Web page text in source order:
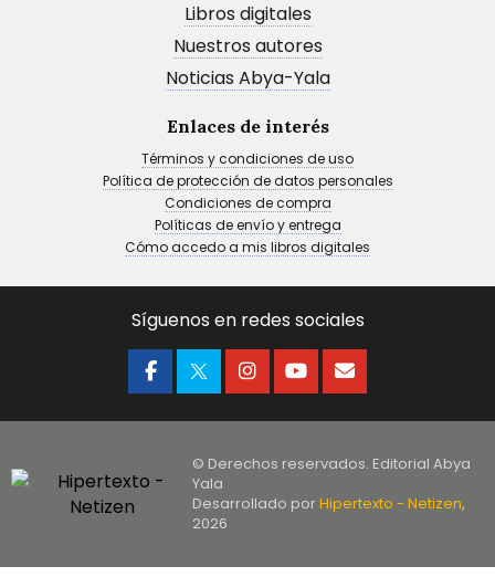
Libros digitales
Nuestros autores
Noticias Abya-Yala
Enlaces de interés
Términos y condiciones de uso
Política de protección de datos personales
Condiciones de compra
Políticas de envío y entrega
Cómo accedo a mis libros digitales
Síguenos en redes sociales
© Derechos reservados. Editorial Abya
Yala
Desarrollado porHipertexto - Netizen,
2026